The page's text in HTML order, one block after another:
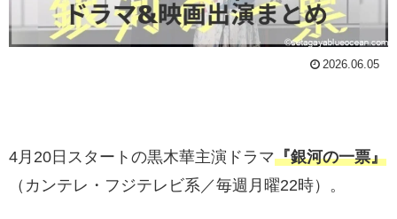
2026.06.05
4月20日スタートの黒木華主演ドラマ『銀河の一票』
（カンテレ・フジテレビ系／毎週月曜22時）。